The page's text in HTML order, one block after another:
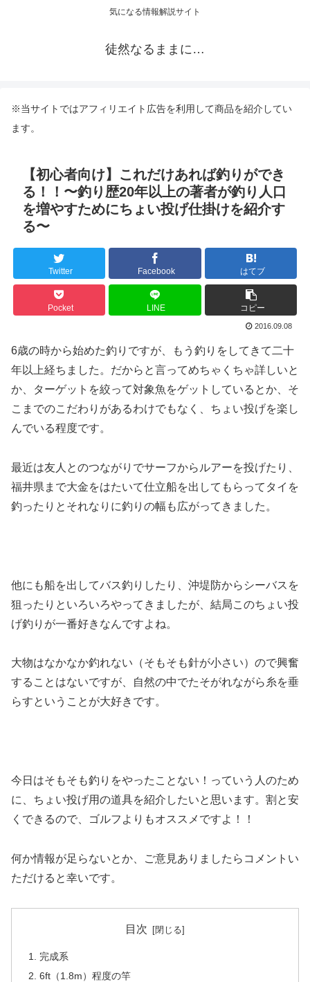
気になる情報解説サイト
徒然なるままに…
※当サイトではアフィリエイト広告を利用して商品を紹介してい
ます。
【初心者向け】これだけあれば釣りができ
る！！〜釣り歴20年以上の著者が釣り人口
を増やすためにちょい投げ仕掛けを紹介す
る〜
Twitter Facebook はてブ
Pocket LINE コピー
2016.09.08
6歳の時から始めた釣りですが、もう釣りをしてきて二十
年以上経ちました。だからと言ってめちゃくちゃ詳しいと
か、ターゲットを絞って対象魚をゲットしているとか、そ
こまでのこだわりがあるわけでもなく、ちょい投げを楽し
んでいる程度です。
最近は友人とのつながりでサーフからルアーを投げたり、
福井県まで大金をはたいて仕立船を出してもらってタイを
釣ったりとそれなりに釣りの幅も広がってきました。
他にも船を出してバス釣りしたり、沖堤防からシーバスを
狙ったりといろいろやってきましたが、結局このちょい投
げ釣りが一番好きなんですよね。
大物はなかなか釣れない（そもそも針が小さい）ので興奮
することはないですが、自然の中でたそがれながら糸を垂
らすということが大好きです。
今日はそもそも釣りをやったことない！っていう人のため
に、ちょい投げ用の道具を紹介したいと思います。割と安
くできるので、ゴルフよりもオススメですよ！！
何か情報が足らないとか、ご意見ありましたらコメントい
ただけると幸いです。
目次
完成系
6ft（1.8m）程度の竿